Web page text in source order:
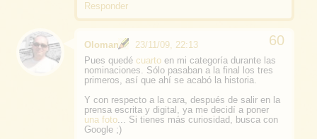
Responder
Oloman
23/11/09, 22:13
Pues quedé cuarto en mi categoría durante las
nominaciones. Sólo pasaban a la final los tres
primeros, así que ahí se acabó la historia.
Y con respecto a la cara, después de salir en la
prensa escrita y digital, ya me decidí a poner
una foto... Si tienes más curiosidad, busca con
Google ;)